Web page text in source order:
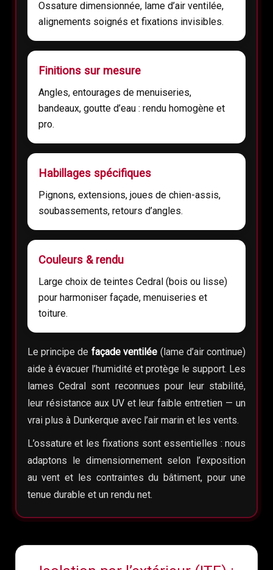
Ossature dimensionnée, lame d’air ventilée,
alignements soignés et fixations invisibles.
Finitions sur mesure
Angles, entourages de menuiseries,
bandeaux, goutte d’eau : rendu homogène et
pro.
Habillages spécifiques
Pignons, extensions, joues de chien-assis,
soubassements, retours d’angles.
Couleurs & rendu
Large choix de teintes Cedral (bois ou lisse)
pour harmoniser façade, menuiseries et
toiture.
Le principe de façade ventilée (lame d’air continue)
aide à évacuer l’humidité et protège le support. Les
lames Cedral sont reconnues pour leur stabilité,
leur résistance aux UV et leur faible entretien — un
vrai plus à Dunkerque avec l’air marin et les vents.
L’ossature et les fixations sont essentielles : nous
adaptons le dimensionnement selon l’exposition
au vent et les contraintes du bâtiment, pour une
tenue durable et un rendu net.